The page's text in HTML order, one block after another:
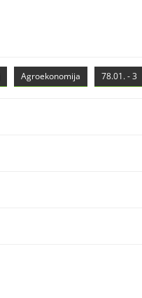
78.01. - 3
Agroekonomija